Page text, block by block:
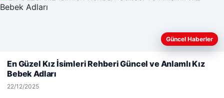
Yaz:Neşe ve enerji.
Peygamber Kızı İsimleri
Fatma (Fatımatüz Zehra):
Web sitemizi nasıl kullandığınızı daha iyi anlayabilmek,
kullanıyoruz.Çerez Politikamız
Güncel Haberler
En Güzel Kız İsimleri Rehberi Güncel ve Anlamlı Kız
Bebek Adları
22/12/2025